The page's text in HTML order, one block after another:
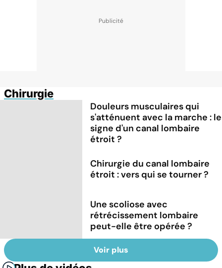
Chirurgie
Douleurs musculaires qui
s'atténuent avec la marche : le
signe d'un canal lombaire
étroit ?
Chirurgie du canal lombaire
étroit : vers qui se tourner ?
Une scoliose avec
rétrécissement lombaire
peut-elle être opérée ?
Voir plus